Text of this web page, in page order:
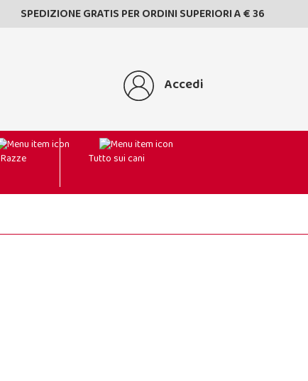
SPEDIZIONE GRATIS PER ORDINI SUPERIORI A € 36
Accedi
Razze Tutto sui cani